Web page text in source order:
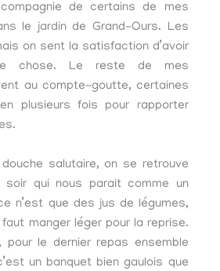
compagnie de certains de mes
le jardin de Grand-Ours. Les
on sent la satisfaction d’avoir
chose. Le reste de mes
au compte-goutte, certaines
plusieurs fois pour rapporter
salutaire, on se retrouve
qui nous parait comme un
n’est que des jus de légumes,
manger léger pour la reprise.
pour le dernier repas ensemble
un banquet bien gaulois que